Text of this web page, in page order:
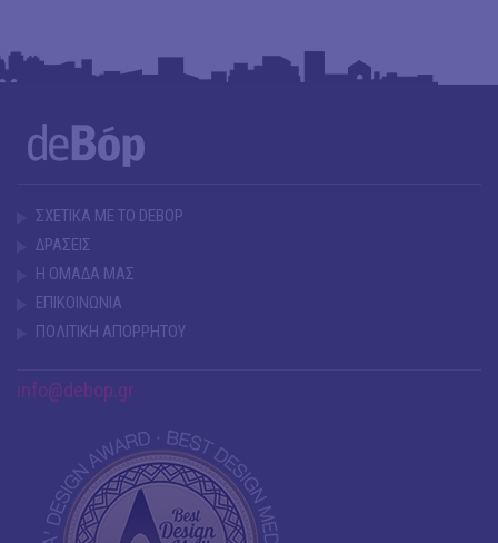
ΣΧΕΤΙΚΑ ΜΕ ΤΟ DEBOP
ΔΡΑΣΕΙΣ
Η ΟΜΑΔΑ ΜΑΣ
ΕΠΙΚΟΙΝΩΝΙΑ
ΠΟΛΙΤΙΚΗ ΑΠΟΡΡΗΤΟΥ
info@debop.gr